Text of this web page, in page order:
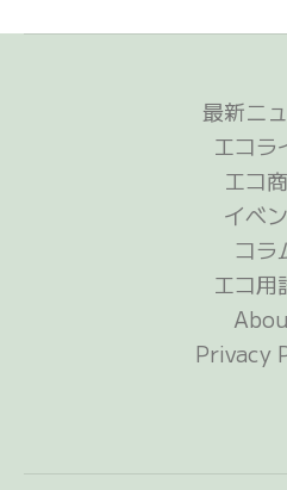
を
最新ニ
エコラ
エコ
イベ
コラ
エコ用
Privacy